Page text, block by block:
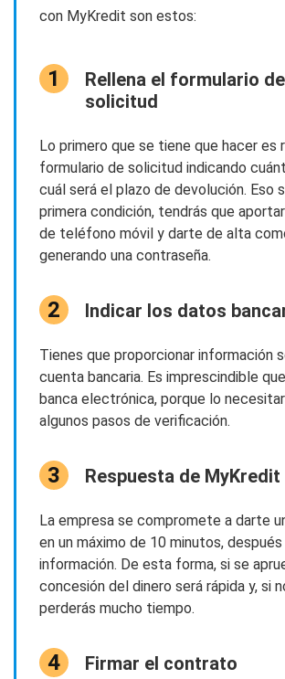
con MyKredit son estos:
Rellena el formulario de
solicitud
Lo primero que se tiene que hacer es
formulario de solicitud indicando
cuál será el plazo de devolución. Eso
primera condición, tendrás que
de teléfono móvil y darte de alta
generando una contraseña.
Indicar los datos
Tienes que proporcionar información
cuenta bancaria. Es imprescindible
banca electrónica, porque lo
algunos pasos de verificación.
Respuesta de MyKredit
La empresa se compromete a darte
en un máximo de 10 minutos,
información. De esta forma, si se
concesión del dinero será rápida y, si
perderás mucho tiempo.
Firmar el contrato